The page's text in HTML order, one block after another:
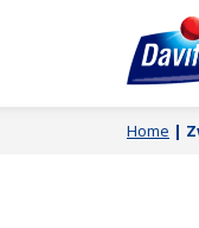
Home |